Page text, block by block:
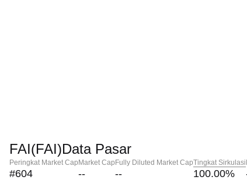
FAI(FAI)Data Pasar
Peringkat Market Cap
#604
Market Cap
--
Fully Diluted Market Cap
--
Tingkat Sirkulasi
100.00%